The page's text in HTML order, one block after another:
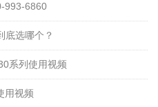
993-6860
底选哪个？
系列使用视频
用视频